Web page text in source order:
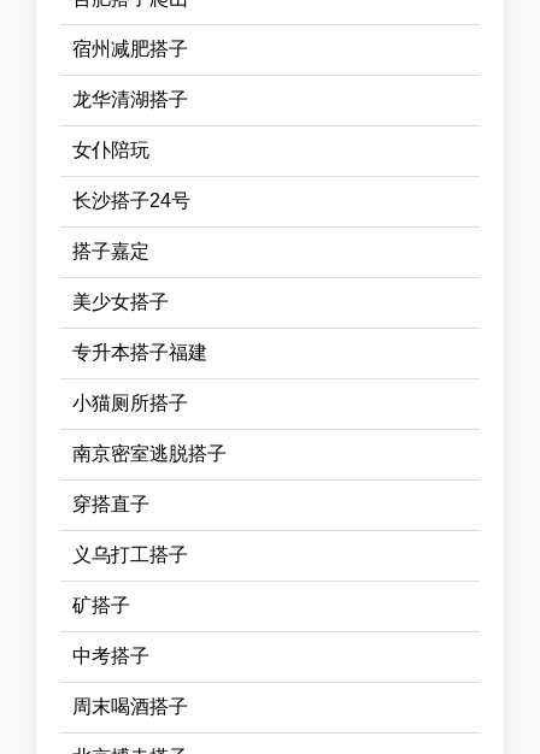
宿州减肥搭子
龙华清湖搭子
女仆陪玩
长沙搭子24号
搭子嘉定
美少女搭子
专升本搭子福建
小猫厕所搭子
南京密室逃脱搭子
穿搭直子
义乌打工搭子
矿搭子
中考搭子
周末喝酒搭子